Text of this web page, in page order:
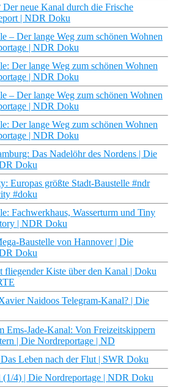
Der neue Kanal durch die Frische
| NDR Doku
– Der lange Weg zum schönen Wohnen
| NDR Doku
Der lange Weg zum schönen Wohnen
| NDR Doku
– Der lange Weg zum schönen Wohnen
| NDR Doku
Der lange Weg zum schönen Wohnen
| NDR Doku
Das Nadelöhr des Nordens | Die
Doku
Europas größte Stadt-Baustelle #ndr
#doku
Fachwerkhaus, Wasserturm und Tiny
| NDR Doku
Baustelle von Hannover | Die
Doku
Kiste über den Kanal | Doku
Naidoos Telegram-Kanal? | Die
Ems-Jade-Kanal: Von Freizeitskippern
| Die Nordreportage | ND
Leben nach der Flut | SWR Doku
(1/4) | Die Nordreportage | NDR Doku